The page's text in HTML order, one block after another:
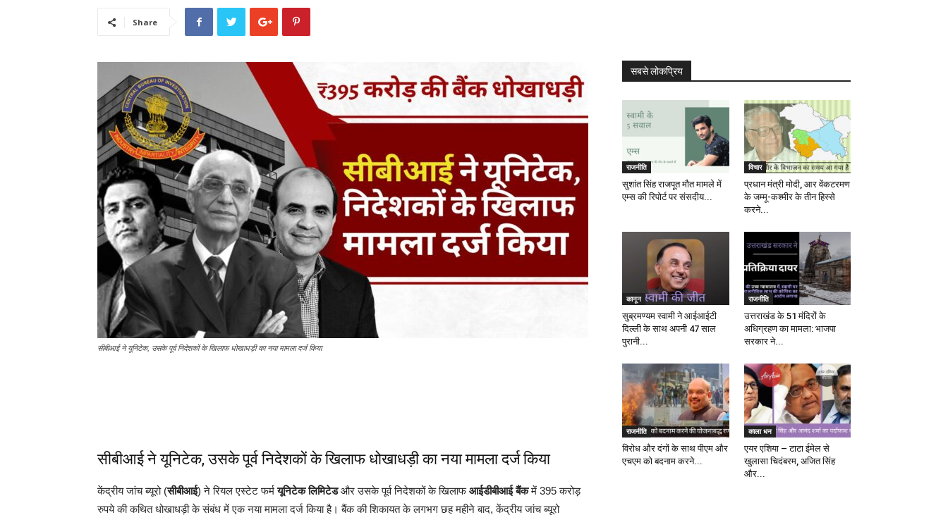
Share
सीबीआई ने यूनिटेक, उसके पूर्व निदेशकों के खिलाफ धोखाधड़ी का नया मामला दर्ज किया
सीबीआई ने यूनिटेक, उसके पूर्व निदेशकों के खिलाफ धोखाधड़ी का नया मामला दर्ज किया
केंद्रीय जांच ब्यूरो (सीबीआई) ने रियल एस्टेट फर्मयूनिटेक लिमिटेडऔर उसके पूर्व निदेशकों के खिलाफआईडीबीआई बैंकमें 395 करोड़
रुपये की कथित धोखाधड़ी के संबंध में एक नया मामला दर्ज किया है। बैंक की शिकायत के लगभग छह महीने बाद, केंद्रीय जांच ब्यूरो
सबसे लोकप्रिय
राजनीति
सुशांत सिंह राजपूत मौत मामले में
एम्स की रिपोर्ट पर संसदीय...
विचार
प्रधान मंत्री मोदी, आर वेंकटरमण
के जम्मू-कश्मीर के तीन हिस्से
करने...
कानून
सुब्रमण्यम स्वामी ने आईआईटी
दिल्ली के साथ अपनी 47 साल
पुरानी...
राजनीति
उत्तराखंड के 51 मंदिरों के
अधिग्रहण का मामला: भाजपा
सरकार ने...
राजनीति
विरोध और दंगों के साथ पीएम और
एचएम को बदनाम करने...
काला धन
एयर एशिया – टाटा ईमेल से
खुलासा चिदंबरम, अजित सिंह
और...